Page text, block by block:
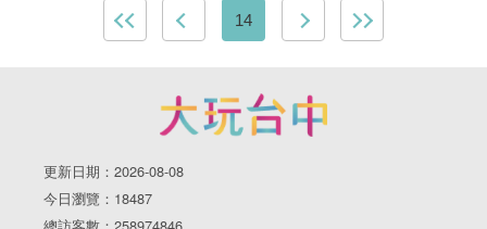
14
更新日期：2026-08-08
今日瀏覽：18487